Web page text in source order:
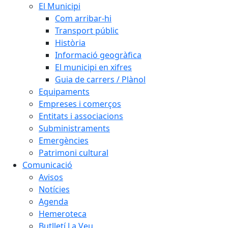
El Municipi
Com arribar-hi
Transport públic
Història
Informació geogràfica
El municipi en xifres
Guia de carrers / Plànol
Equipaments
Empreses i comerços
Entitats i associacions
Subministraments
Emergències
Patrimoni cultural
Comunicació
Avisos
Notícies
Agenda
Hemeroteca